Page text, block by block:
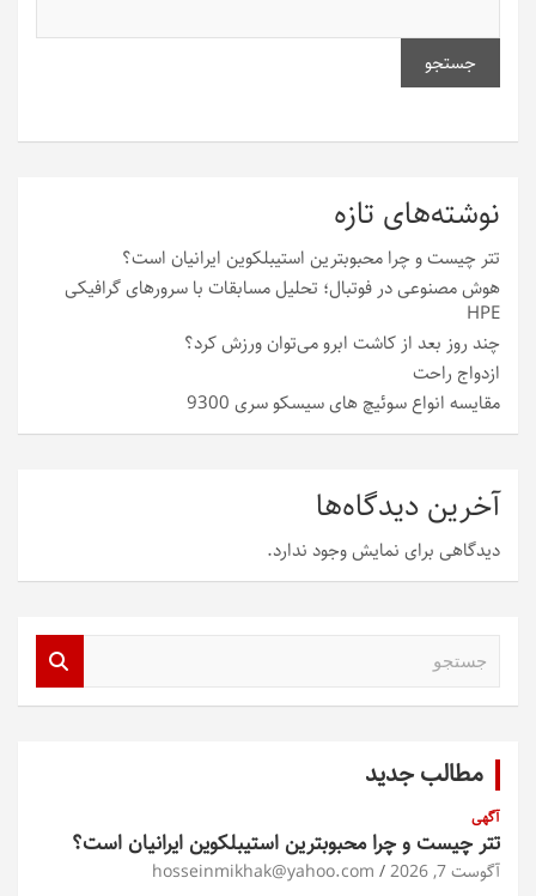
جستجو
نوشته‌های تازه
تتر چیست و چرا محبوبترین استیبلکوین ایرانیان است؟
هوش مصنوعی در فوتبال؛ تحلیل مسابقات با سرورهای گرافیکی
HPE
چند روز بعد از کاشت ابرو می‌توان ورزش کرد؟
ازدواج راحت
مقایسه انواع سوئیچ های سیسکو سری 9300
آخرین دیدگاه‌ها
دیدگاهی برای نمایش وجود ندارد.
مطالب جدید
آگهی
تتر چیست و چرا محبوبترین استیبلکوین ایرانیان است؟
آگوست 7, 2026 hosseinmikhak@yahoo.com